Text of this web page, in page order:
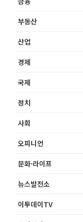
부동산
산업
경제
국제
정치
사회
오피니언
문화·라이프
뉴스발전소
이투데이TV